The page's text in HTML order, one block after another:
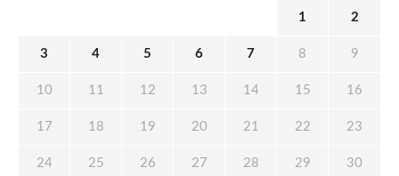
1 2
3 4 5 6 7 8 9
10 11 12 13 14 15 16
17 18 19 20 21 22 23
24 25 26 27 28 29 30